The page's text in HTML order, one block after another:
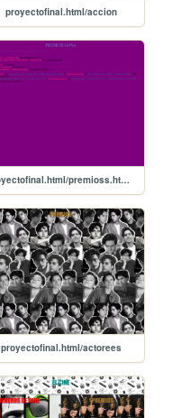
proyectofinal.html/accion
proyectofinal.html/premioss.html/goya
proyectofinal.html/actorees